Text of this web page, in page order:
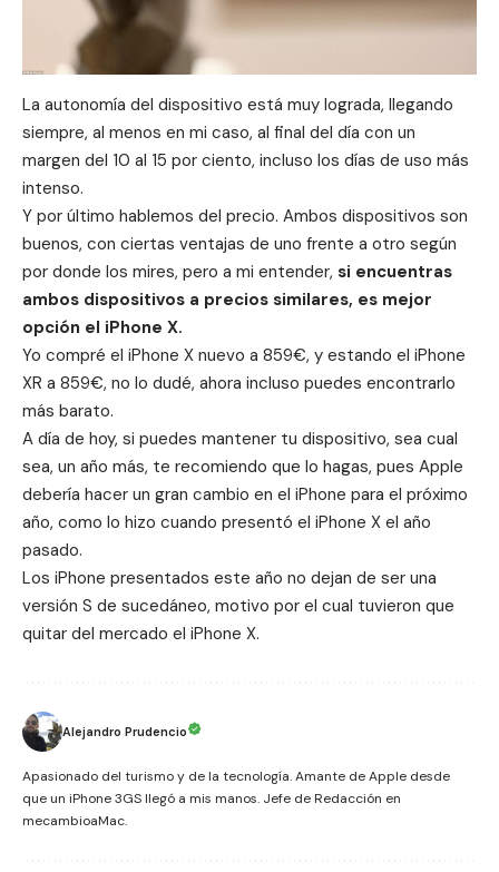
La autonomía del dispositivo está muy lograda, llegando
siempre, al menos en mi caso, al final del día con un
margen del 10 al 15 por ciento, incluso los días de uso más
intenso.
Y por último hablemos del precio. Ambos dispositivos son
buenos, con ciertas ventajas de uno frente a otro según
por donde los mires, pero a mi entender, si encuentras
ambos dispositivos a precios similares, es mejor
opción el iPhone X.
Yo compré el iPhone X nuevo a 859€, y estando el iPhone
XR a 859€, no lo dudé, ahora incluso puedes encontrarlo
más barato.
A día de hoy, si puedes mantener tu dispositivo, sea cual
sea, un año más, te recomiendo que lo hagas, pues Apple
debería hacer un gran cambio en el iPhone para el próximo
año, como lo hizo cuando presentó el iPhone X el año
pasado.
Los iPhone presentados este año no dejan de ser una
versión S de sucedáneo, motivo por el cual tuvieron que
quitar del mercado el iPhone X.
Alejandro Prudencio
Apasionado del turismo y de la tecnología. Amante de Apple desde
que un iPhone 3GS llegó a mis manos. Jefe de Redacción en
mecambioaMac.